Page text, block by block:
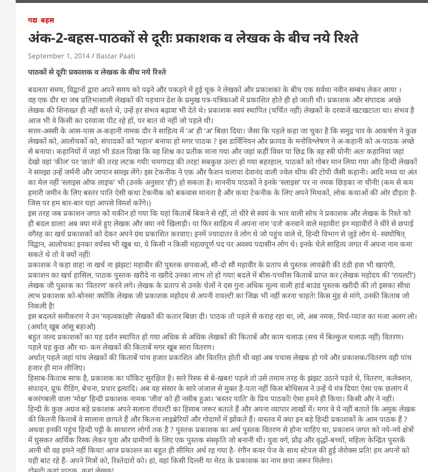
गद्य बहस
अंक-2-बहस-पाठकों से दूरीः प्रकाशक व लेखक के बीच नये रिश्ते
September 1, 2014 Bastar Paati
पाठकों से दूरीः प्रकाशक व लेखक के बीच नये रिश्ते
बदलता समय, विद्वानों द्वारा अपने समय को पढ़ने और पकड़ने में हुई चूक ने लेखकों और प्रकाशकां के बीच एक सर्वथा नवीन सम्बंध लेकर आया ।
वह एक दौर था जब प्रतिभाशाली लेखकों की पहचान देश के प्रमुख पत्र-पत्रिकाओं में प्रकाशित होते ही हो जाती थी। प्रकाशक और संपादक अच्छे
लेखक की शिनाख्त ही नहीं करते थे, उन्हें हर संभव बढ़ावा भी देते थे। प्रकाशक स्वयं स्थापित (चर्चित नहीं) लेखकों के दरवाजे खटखटाता था। संभव है
आज भी वे किसी का दरवाजा पीट रहे हों, पर बात वो नहीं जो पहले थी।
सत्तर-अस्सी के आस-पास अ-कहानी नामक दौर ने साहित्य में ‘अ’ ही ‘अ’ बिछा दिया। जैसा कि पहले कहा जा चुका है कि समुद्र पार के आकर्षण ने कुछ
लेखकों को, आलोचकों को, संपादकों को ‘महान’ बनाया हो मगर पाठक ? इस डार्विनियन और फ्रायड के मनोविश्लेषण ने अ-कहानी को अ-पाठक अच्छे
से बनाया। कहानियों में जहां भी डंठल दिखा कि वह शिश्न का प्रतीक माना गया और जहां कहीं विवर या छिद्र कि वह स्त्री योनी! अतः कहानियां जहां
देखो वहां ‘कील’ पर ‘छाते’ की तरह लटक गयी! चमगादड़ की तरह! सबकुछ उल्टा हो गया बहरहाल, पाठकों को गोबर मान लिया गया और हिन्दी लेखकों
ने समझा उन्हें जर्मनी और जापान समझ लेंगे। इस टेकनीक ने एक और फैशन चलाया देवानंद वाली ज्वेल थीफ की टोपी जैसी कहानी। आदि मध्य या अंत
का मेल नहीं ‘स्लाइस ऑफ लाइफ’ भी (उनके अनुसार ‘ही’) हो सकता है। माननीय पाठकों ने इनके ‘स्लाइस’ पर ना नमक छिड़का ना चीनी! (कम से कम
हमारी जमीन के लिए बस्तर पाति ऐसी कथा टेकनीक को बकवास मानता है और कथा टेकनीक के लिए अपने मिथकों, लोक कथाओं की ओर दौड़ता है-
जिस पर हम बार-बार यहां आपसे विमर्श करेंगे।)
इस तरह जब प्रकाशन जगत को यकीन हो गया कि यहां किताबें बिकने से रहीं, तो धीरे से स्वयं के भार वाली सोच ने प्रकाशक और लेखक के रिश्ते को
ही बदल डाला! अब क्या मंजे हुए लेखक और क्या नये खिलाड़ी। या फिर साहित्य में अपना नाम ‘दर्ज’ करवाने वाले महावीर! इन महावीरों ने धीरे से छपाई
वगैरह का खर्च प्रकाशकों को देकर अपने ग्रंथ प्रकाशित करवाए। इनमें ज्यादातर वे लोग थे जो पहुंच वाले थे, हिन्दी विभाग से जुड़े लोग थे- स्वघोषित्
विद्वान, आलोचक! इनका वर्चस्व भी खूब था, ये किसी न किसी महत्वपूर्ण पद पर अवश्य पदासीन लोग थे। इनके चेले साहित्य जगत में अपना नाम कमा
सकते थे तो वे क्यों नहीं!
प्रकाशक ने कहा वाह! ना खर्च ना झंझट! महावीर की पुस्तक छपवाओं, सौ-दो सौ महावीर के प्रताप से पुस्तक लायब्रेरी की ठंडी हवा भी खाएंगी,
प्रकाशन का खर्च हासिल, पाठक पुस्तक खरीदे ना खरीदे उनका लाभ तो हो गया! बदले में बीस-पच्चीस किताबें प्राप्त कर (लेखक महोदय की ‘रायल्टी’)
लेखक जी पुस्तक का ‘वितरण’ करने लगे। लेखक के प्रताप से उनके चेलों ने दस गुना अधिक मूल्य वाली हार्ड बाउंड पुस्तक खरीदी की तो इसका सीधा
लाभ प्रकाशक को-बोनस! क्योंकि लेखक जी प्रकाशक महोदय से अपनी रायल्टी का जिक्र भी नहीं करना चाहते! किस मुंह से मांगे, उनकी किताब जो
निकली है!
इस बदलते समीकरण ने उन ‘महत्वकांक्षी’ लेखकों की कतार बिछा दी। पाठक तो पहले से कराह रहा था, लो, अब नमक, मिर्च-प्याज का मजा अलग लो।
(अर्थात् खूब आंसू बहाओ)
बहुत जल्द प्रकाशकों का यह दर्शन स्थापित हो गया अधिक से अधिक लेखकों की किताबें और काम चलाऊ (सच में बिल्कुल चलाऊ नहीं) वितरण।
पहले यह कुछ और था- कम लेखकों की किताबें मगर खूब सारा वितरण।
अर्थात् पहले जहां पांच लेखकों की किताबें पांच हजार प्रकाशित और वितरित होती थी वहां अब पचास लेखक हो गये और प्रकाशक/वितरण वही पांच
हजार ही मान लीजिए।
हिसाब-किताब साफ है, प्रकाशक का पॉकिट सुरक्षित है। सारे रिस्क से बे-खबर! पहले तो उसे तमाम तरह के झंझट उठाने पड़ते थे, वितरण, कलेक्शन,
संपादन, प्रूफ रीडिंग, बेचना, प्रचार इत्यादि। अब वह संसार के सारे जंजाल से मुक्त है-पता नहीं किस बोधिसत्व ने उन्हें ये मंत्र दिया! ऐसा एक छलांग में
बजरंगबली वाला ‘मोक्ष’ हिन्दी प्रकाशक नामक ‘जीव’ को ही नसीब हुआ। ‘बस्तर पाति’ के प्रिय पाठकों! ऐसा हमने ही किया। किसी और ने नहीं।
हिन्दी के कुछ अग्रज बड़े प्रकाशक अपने सलाना रॉयल्टी का हिसाब जरूर बताते हैं और अपना व्यापार लाखों में। मगर वे ये नहीं बताते कि अमुक लेखक
की कितनी किताबें वे सालाना छापते हैं और कितना लाइब्रेरियों और गोदामों में झोंकते हैं। वास्तव में क्या इन बड़े हिन्दी प्रकाशकों के आम पाठक हैं ?
अथवा इनकी पहुंच हिन्दी पट्टी के साधारण लोगों तक है ? पुस्तक प्रकाशक का अर्थ पुस्तक वितरण से होना चाहिए था, प्रकाशन जगत को नये-नये क्षेत्रों
में घुसकर आर्थिक रिस्क लेकर युवा और ग्रामीणों के लिए एक पुस्तक संस्कृति जो बनानी थी। युवा वर्ग, प्रौढ़ और वृद्धों-बच्चों, महिला केन्द्रित पुस्तकें
आनी थी वह हमने नहीं किया! आज प्रकाशन का बहुत ही सीमित अर्थ रह गया है- रंगीन कवर पेज के साथ स्टेपल की हुई जेरोक्स प्रति! हम अपनों को
यही बांट रहे हैं- अपने मित्रों को, रिश्तेदारों को। हां, वहां किसी दिल्ली या मेरठ के प्रकाशक का नाम छपा जरूर मिलेगा।